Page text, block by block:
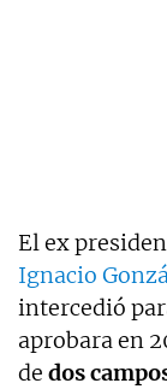
El ex
Ignacio
intercedió
aprobara en
de dos